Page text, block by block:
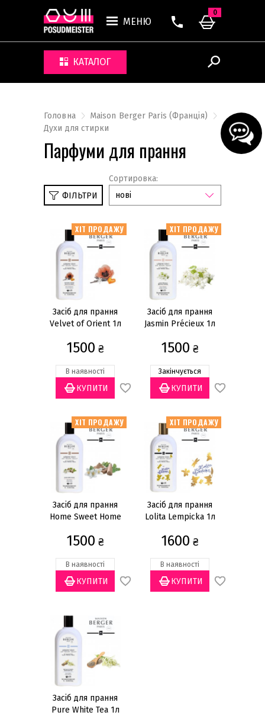
МЕНЮ
КАТАЛОГ
0
Головна
Maison Berger Paris (Франція)
Духи для стирки
Парфуми для прання
Сортировка:
нові
ФІЛЬТРИ
Дифузори
Lolita Lempicka
Подарункові набори, дифузори
Starck
Аромати для дифузорів
Лампи
Парфуми для прання
Подарункові набори, лампи
Дифузори для авто
Аромати для ламп
Запасні картриджі для дифузорів
Електричні дифузори
Палички для дифузорів
Свічки
Пальники для ламп
Антизапах
ХІТ ПРОДАЖУ
Засіб для прання
Velvet of Orient 1л
1500 ₴
В наявності
ХІТ ПРОДАЖУ
Засіб для прання
Jasmin Précieux 1л
1500 ₴
Закінчується
ХІТ ПРОДАЖУ
Засіб для прання
Home Sweet Home
1500 ₴
В наявності
ХІТ ПРОДАЖУ
Засіб для прання
Lolita Lempicka 1л
1600 ₴
В наявності
Засіб для прання
Pure White Tea 1л